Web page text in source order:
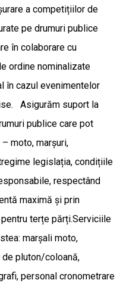
a competițiilor de
pe drumuri publice
în colaborare cu
ordine nominalizate
în cazul evenimentelor
Asigurăm suport la
publice care pot
moto, marșuri,
legislația, condițiile
respectând
maximă și prin
terțe părți.Serviciile
marșali moto,
pluton/coloană,
personal cronometrare